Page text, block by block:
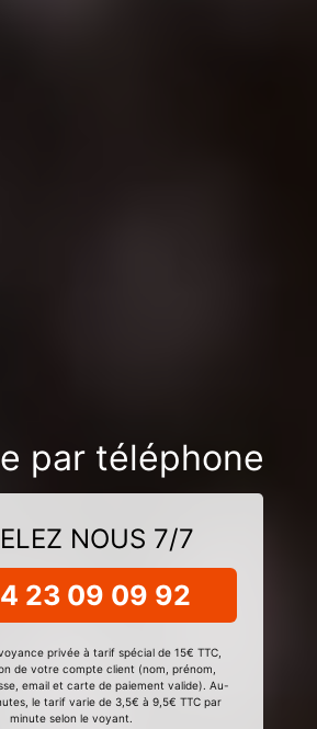
par téléphone
NOUS 7/7
23 09 09 92
privée à tarif spécial de 15€ TTC,
de votre compte client (nom, prénom,
email et carte de paiement valide). Au-
le tarif varie de 3,5€ à 9,5€ TTC par
minute selon le voyant.